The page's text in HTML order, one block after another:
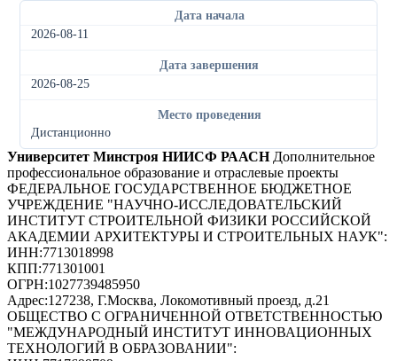
Дата начала
2026-08-11
Дата завершения
2026-08-25
Место проведения
Дистанционно
Университет Минстроя НИИСФ РААСН Дополнительное
профессиональное образование и отраслевые проекты
ФЕДЕРАЛЬНОЕ ГОСУДАРСТВЕННОЕ БЮДЖЕТНОЕ
УЧРЕЖДЕНИЕ "НАУЧНО-ИССЛЕДОВАТЕЛЬСКИЙ
ИНСТИТУТ СТРОИТЕЛЬНОЙ ФИЗИКИ РОССИЙСКОЙ
АКАДЕМИИ АРХИТЕКТУРЫ И СТРОИТЕЛЬНЫХ НАУК":
ИНН:7713018998
КПП:771301001
ОГРН:1027739485950
Адрес:127238, Г.Москва, Локомотивный проезд, д.21
ОБЩЕСТВО С ОГРАНИЧЕННОЙ ОТВЕТСТВЕННОСТЬЮ
"МЕЖДУНАРОДНЫЙ ИНСТИТУТ ИННОВАЦИОННЫХ
ТЕХНОЛОГИЙ В ОБРАЗОВАНИИ":